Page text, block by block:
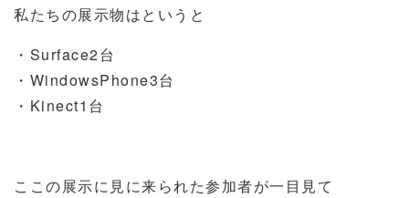
私たちの展示物はというと
・Surface2台
・WindowsPhone3台
・Kinect1台
ここの展示に見に来られた参加者が一目見て